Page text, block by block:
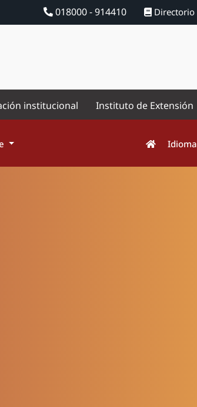
018000 - 914410 Directorio
institucional Instituto de Extensión
Idioma